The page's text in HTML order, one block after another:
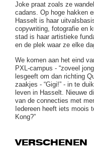
Joke praat zoals ze
cadans. Op hoge hakken
Hasselt is haar
copywriting, fotografie en
stad is haar artistieke
en de plek waar ze elke
We komen aan het eind
PXL-campus - “zoveel
lesgeeft om dan richting
zaakjes - “Gigi!” - in te
leven in Hasselt. Nieuwe
van de connecties met
Iedereen heeft iets moois
Kong?”
VERSCHENEN